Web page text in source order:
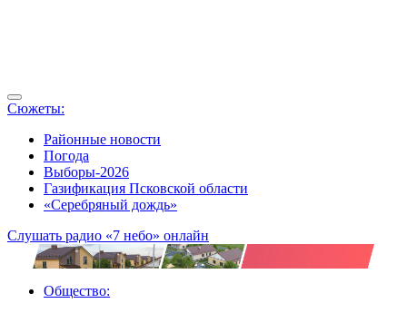
Сюжеты:
Районные новости
Погода
Выборы-2026
Газификация Псковской области
«Серебряный дождь»
Слушать радио «7 небо» онлайн
Общество: